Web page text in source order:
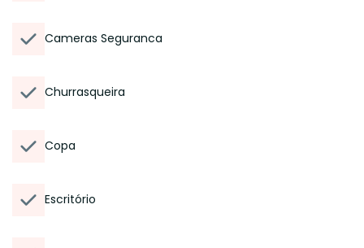
Cameras Seguranca
Churrasqueira
Copa
Escritório